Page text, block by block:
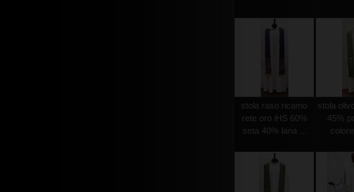
stola raso ricamo
rete oro iHS 60%
seta 40% lana ...
stola
45%